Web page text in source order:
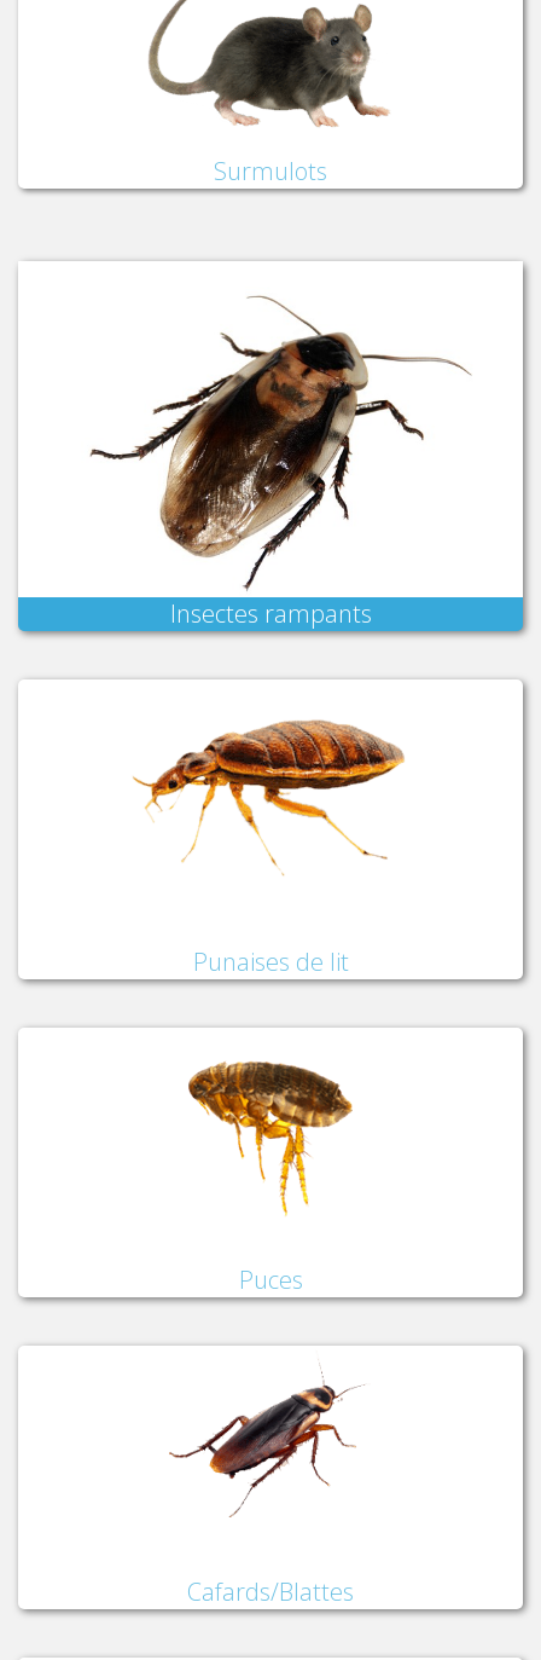
Surmulots
Insectes rampants
Punaises de lit
Puces
Cafards/Blattes